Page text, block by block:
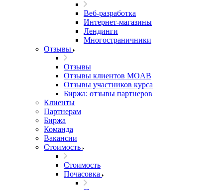
Веб-разработка
Интернет-магазины
Лендинги
Многостраничники
Отзывы
Отзывы
Отзывы клиентов MOAB
Отзывы участников курса
Биржа: отзывы партнеров
Клиенты
Партнерам
Биржа
Команда
Вакансии
Стоимость
Стоимость
Почасовка